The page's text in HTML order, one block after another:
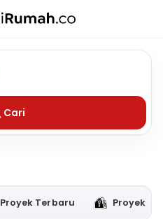
Cari
Proyek Terbaru Proyek